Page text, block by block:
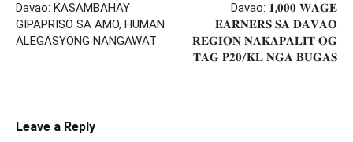
Davao: KASAMBAHAY
GIPAPRISO SA AMO, HUMAN
ALEGASYONG NANGAWAT
Davao: 𝟏,𝟎𝟎𝟎 𝐖𝐀𝐆𝐄
𝐄𝐀𝐑𝐍𝐄𝐑𝐒 𝐒𝐀 𝐃𝐀𝐕𝐀𝐎
𝐑𝐄𝐆𝐈𝐎𝐍 𝐍𝐀𝐊𝐀𝐏𝐀𝐋𝐈𝐓 𝐎𝐆
𝐓𝐀𝐆 𝐏𝟐𝟎/𝐊𝐋 𝐍𝐆𝐀 𝐁𝐔𝐆𝐀𝐒
Leave a Reply